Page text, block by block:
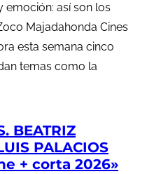
emoción: así son los
Majadahonda Cines
esta semana cinco
temas como la
BEATRIZ
PALACIOS
+ corta 2026»